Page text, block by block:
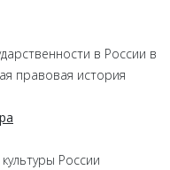
в России в
правовая история
России